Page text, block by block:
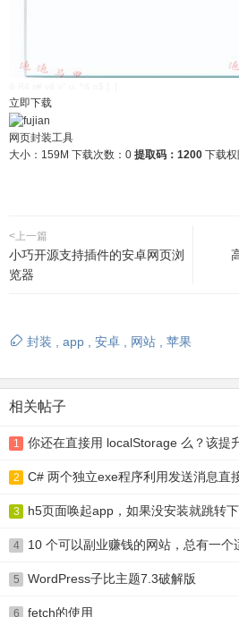
立即下载
网页封装工具
大小：159M 下载次数：0 提取码：1200 下载
<上一篇
小巧开源支持插件的安卓网页浏
览器
封装 app 安卓 网站 苹果
相关帖子
1 你还在直接用 localStorage 么？该提
2 C# 两个独立exe程序利用发送消息直
3 h5页面唤起app，如果没安装就跳转
4 10 个可以副业赚钱的网站，总有一个
5 WordPress子比主题7.3破解版
6 fetch的使用